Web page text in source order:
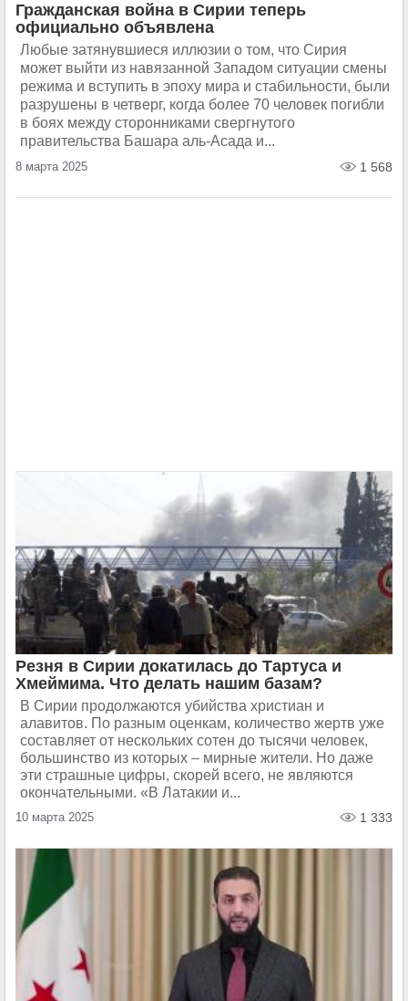
Гражданская война в Сирии теперь
официально объявлена
Любые затянувшиеся иллюзии о том, что Сирия
может выйти из навязанной Западом ситуации смены
режима и вступить в эпоху мира и стабильности, были
разрушены в четверг, когда более 70 человек погибли
в боях между сторонниками свергнутого
правительства Башара аль-Асада и...
8 марта 2025 1 568
Резня в Сирии докатилась до Тартуса и
Хмеймима. Что делать нашим базам?
В Сирии продолжаются убийства христиан и
алавитов. По разным оценкам, количество жертв уже
составляет от нескольких сотен до тысячи человек,
большинство из которых – мирные жители. Но даже
эти страшные цифры, скорей всего, не являются
окончательными. «В Латакии и...
10 марта 2025 1 333